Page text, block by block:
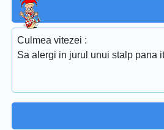
Culmea vitezei :
Sa alergi in jurul unui stalp pana